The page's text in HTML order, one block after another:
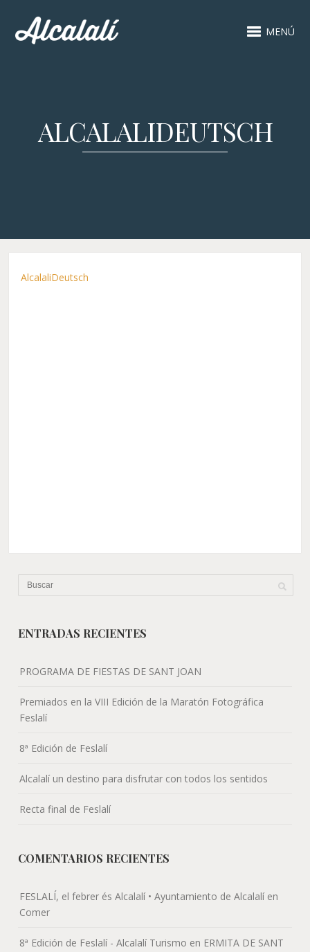
MENÚ
ALCALALIDEUTSCH
AlcalaliDeutsch
ENTRADAS RECIENTES
PROGRAMA DE FIESTAS DE SANT JOAN
Premiados en la VIII Edición de la Maratón Fotográfica
Feslalí
8ª Edición de Feslalí
Alcalalí un destino para disfrutar con todos los sentidos
Recta final de Feslalí
COMENTARIOS RECIENTES
FESLALÍ, el febrer és Alcalalí • Ayuntamiento de Alcalalí en
Comer
8ª Edición de Feslalí - Alcalalí Turismo en ERMITA DE SANT